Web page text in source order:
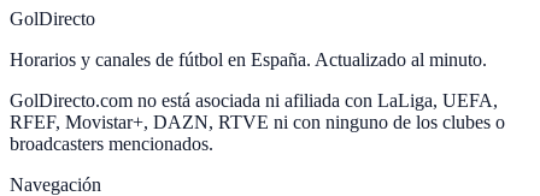
GolDirecto
Horarios y canales de fútbol en España. Actualizado al minuto.
GolDirecto.com no está asociada ni afiliada con LaLiga, UEFA,
RFEF, Movistar+, DAZN, RTVE ni con ninguno de los clubes o
broadcasters mencionados.
Navegación